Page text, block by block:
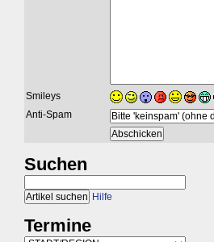
Smileys
Anti-Spam
Suchen
Hilfe
Termine